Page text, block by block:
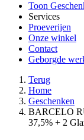
Toon
Services
Proeverijen
Onze winkel
Contact
Geborgde
Terug
Home
Geschenken
BARCELO
37,5% + 2